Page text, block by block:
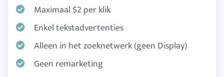
Maximaal $2 per klik
Enkel tekstadvertenties
Alleen in het zoeknetwerk (geen Display)
Geen remarketing